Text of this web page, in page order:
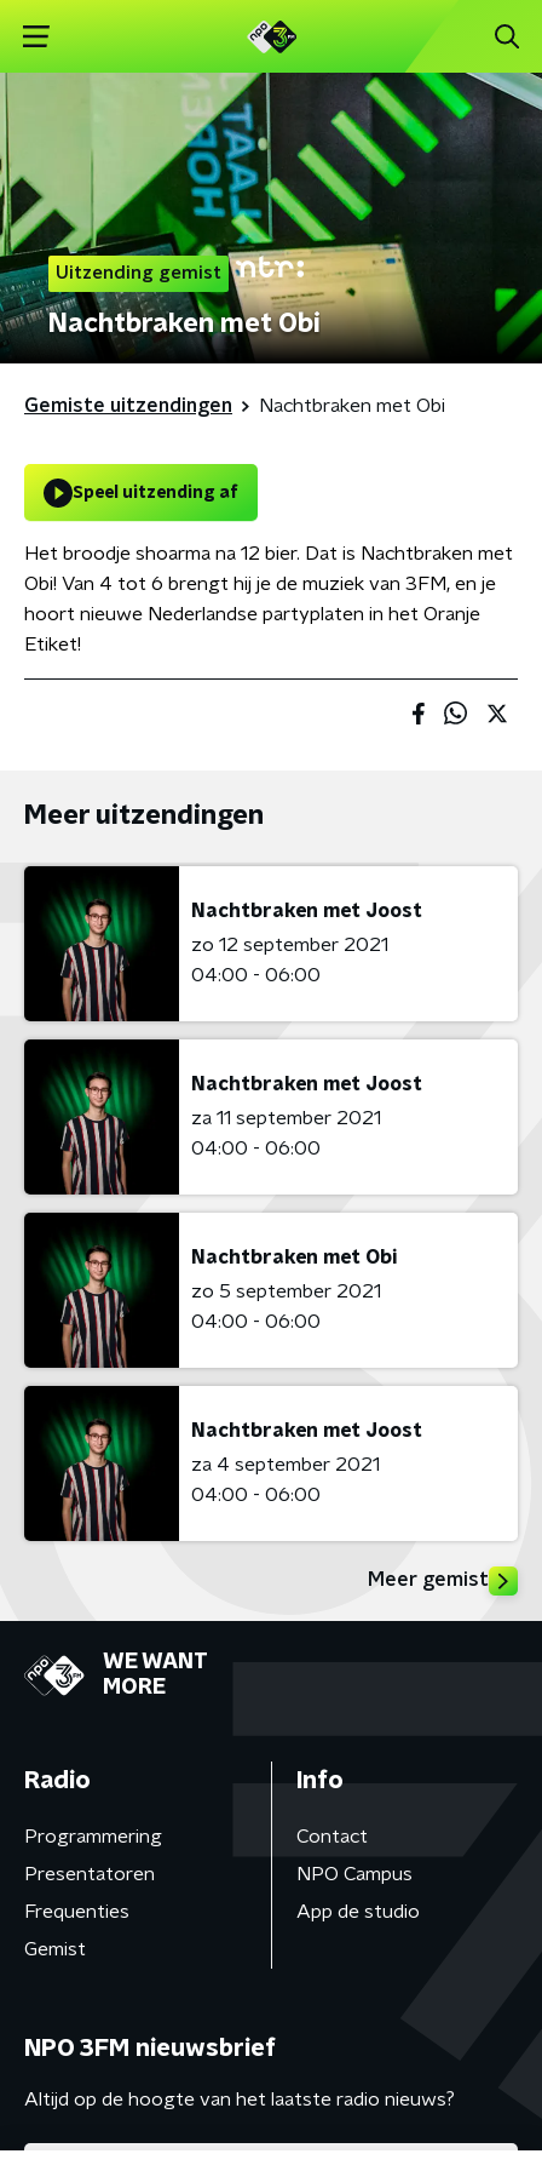
Uitzending gemist
Nachtbraken met Obi
Gemiste uitzendingen Nachtbraken met Obi
Speel uitzending af
Het broodje shoarma na 12 bier. Dat is Nachtbraken met
Obi! Van 4 tot 6 brengt hij je de muziek van 3FM, en je
hoort nieuwe Nederlandse partyplaten in het Oranje
Etiket!
Meer uitzendingen
Nachtbraken met Joost
zo 12 september 2021
04:00 - 06:00
Nachtbraken met Joost
za 11 september 2021
04:00 - 06:00
Nachtbraken met Obi
zo 5 september 2021
04:00 - 06:00
Nachtbraken met Joost
za 4 september 2021
04:00 - 06:00
Meer gemist
WE WANT
MORE
Radio
Programmering
Presentatoren
Frequenties
Gemist
Info
Contact
NPO Campus
App de studio
NPO 3FM nieuwsbrief
Altijd op de hoogte van het laatste radio nieuws?